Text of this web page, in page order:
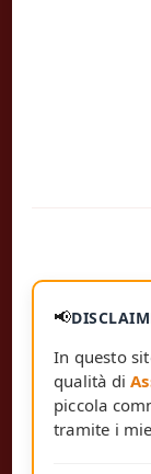
📢
In questo
qualità di
piccola
tramite i